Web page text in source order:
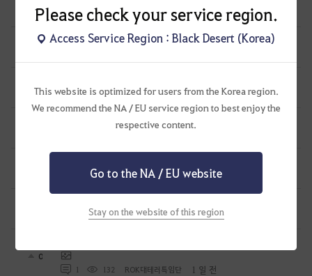
Please check your service region.
Access Service Region : Black Desert (Korea)
This website is optimized for users from the Korea region.
We recommend the NA / EU service region to best enjoy the
respective content.
Go to the NA / EU website
Stay on the website of this region
0
0 86 로뽀또또 1 일 전
1
열받아서 변호사한테 전화했더니...
1
2 180 공짜안됨 1 일 전
[항해일퀘]매일밤 10시10분 꿈속에서호로 같이가요
136 천지의재림무량진경 1 일 전
86 주황악어 1 일 전
0
1 132 ROK대테러특임단 1 일 전